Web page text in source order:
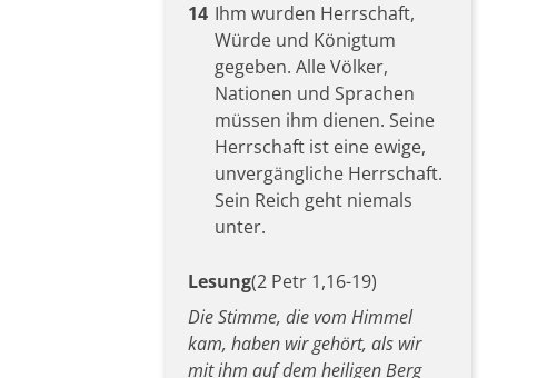
14 Ihm wurden Herrschaft,
Würde und Königtum
gegeben. Alle Völker,
Nationen und Sprachen
müssen ihm dienen. Seine
Herrschaft ist eine ewige,
unvergängliche Herrschaft.
Sein Reich geht niemals
unter.
Lesung(2 Petr 1,16-19)
Die Stimme, die vom Himmel
kam, haben wir gehört, als wir
mit ihm auf dem heiligen Berg